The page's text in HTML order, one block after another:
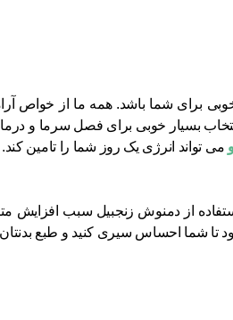
برای شما باشد. همه ما از خواص
بسیار خوبی برای فصل سرما و
می‌ تواند انرژی یک روز شما را تامین کند.
از دمنوش زنجبیل سبب افزایش
شما احساس سیری کنید و طبع بدنتان